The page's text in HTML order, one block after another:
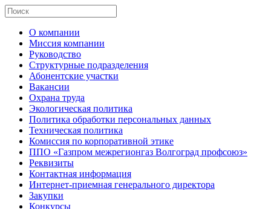
О компании
Миссия компании
Руководство
Структурные подразделения
Абонентские участки
Вакансии
Охрана труда
Экологическая политика
Политика обработки персональных данных
Техническая политика
Комиссия по корпоративной этике
ППО «Газпром межрегионгаз Волгоград профсоюз»
Реквизиты
Контактная информация
Интернет-приемная генерального директора
Закупки
Конкурсы